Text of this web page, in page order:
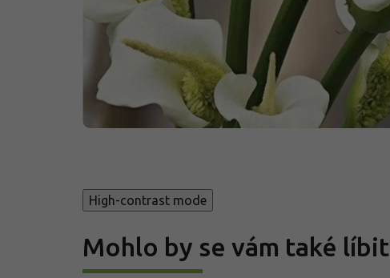
High-contrast mode
Mohlo by se vám také líbit